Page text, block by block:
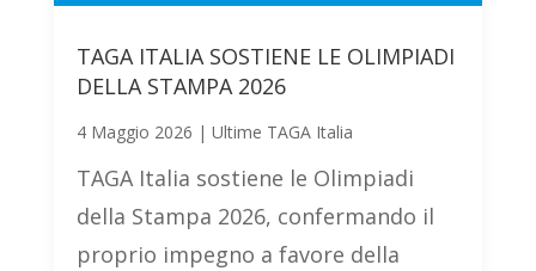
TAGA ITALIA SOSTIENE LE OLIMPIADI
DELLA STAMPA 2026
4 Maggio 2026 | Ultime TAGA Italia
TAGA Italia sostiene le Olimpiadi
della Stampa 2026, confermando il
proprio impegno a favore della